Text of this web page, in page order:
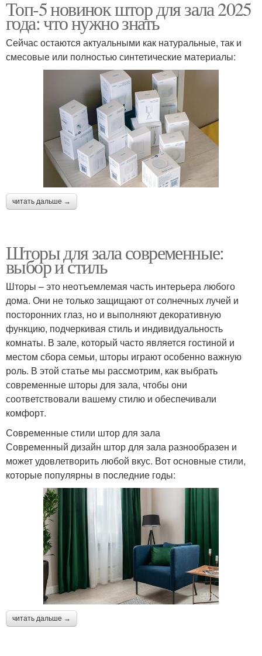
Топ-5 новинок штор для зала 2025
года: что нужно знать
Сейчас остаются актуальными как натуральные, так и
смесовые или полностью синтетические материалы:
читать дальше →
Шторы для зала современные:
выбор и стиль
Шторы – это неотъемлемая часть интерьера любого
дома. Они не только защищают от солнечных лучей и
посторонних глаз, но и выполняют декоративную
функцию, подчеркивая стиль и индивидуальность
комнаты. В зале, который часто является гостиной и
местом сбора семьи, шторы играют особенно важную
роль. В этой статье мы рассмотрим, как выбрать
современные шторы для зала, чтобы они
соответствовали вашему стилю и обеспечивали
комфорт.
Современные стили штор для зала
Современный дизайн штор для зала разнообразен и
может удовлетворить любой вкус. Вот основные стили,
которые популярны в последние годы:
читать дальше →